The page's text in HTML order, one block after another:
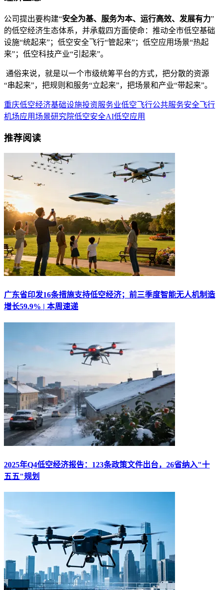
公司提出要构建“安全为基、服务为本、运行高效、发展有力”
的低空经济生态体系，并承载四方面使命：推动全市低空基础
设施“统起来”；低空安全飞行“管起来”；低空应用场景“热起
来”；低空科技产业“引起来”。
通俗来说，就是以一个市级统筹平台的方式，把分散的资源
“串起来”，把规则和服务“立起来”，把场景和产业“带起来”。
重庆低空经济基础设施投资服务业低空飞行公共服务安全飞行
机场应用场景研究院低空安全AI低空应用
推荐阅读
广东省印发16条措施支持低空经济；前三季度智能无人机制造
增长59.9% | 本周速递
2025年Q4低空经济报告：123条政策文件出台，26省纳入"十
五五"规划